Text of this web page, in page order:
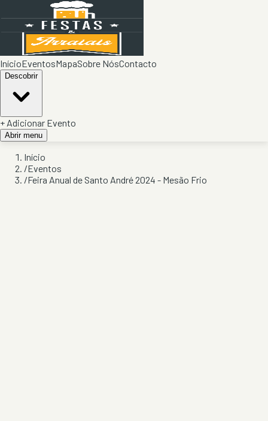
InícioEventosMapaSobre NósContacto
Descobrir
+ Adicionar Evento
Abrir menu
Início
/Eventos
/Feira Anual de Santo André 2024 - Mesão Frio